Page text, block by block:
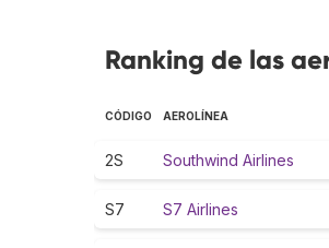
Ranking de las
CÓDIGO AEROLÍNEA
2S Southwind Airlines
S7 S7 Airlines